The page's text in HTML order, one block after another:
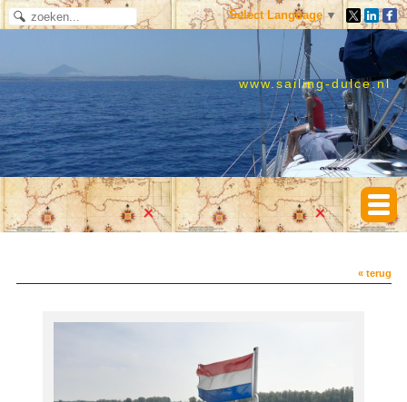
Select Language ▼
www.sailing-dulce.nl
« terug